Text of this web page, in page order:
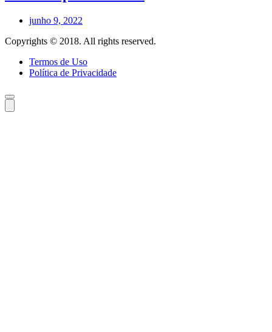
junho 9, 2022
Copyrights © 2018. All rights reserved.
Termos de Uso
Política de Privacidade